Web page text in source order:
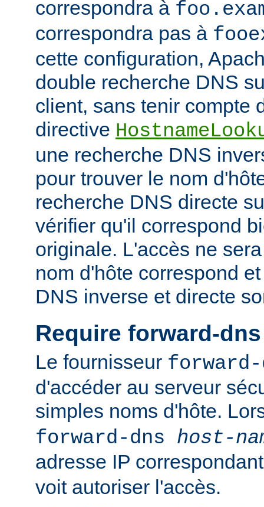
correspondra à
correspondra pas à
cette configuration,
double recherche DNS
client, sans tenir compte
directive
une recherche DNS
pour trouver le nom
recherche DNS directe
vérifier qu'il correspond
originale. L'accès ne
nom d'hôte correspond
DNS inverse et directe
Require forward-dns
Le fournisseur forward-
d'accéder au serveur
simples noms d'hôte.
forward-dns host-
adresse IP
voit autoriser l'accès.